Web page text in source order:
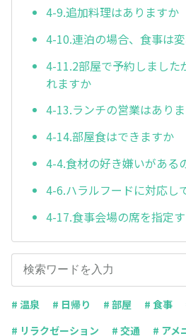
4-9.追加料理はありますか
4-10.連泊の場合、食事は
4-11.2部屋で予約しました
れますか
4-13.ランチの営業はあり
4-14.部屋食はできますか
4-4.食材の好き嫌いがある
4-6.ハラルフードに対応し
4-17.食事会場の席を指定
# 温泉 # 日帰り # 部屋 # 食事
# リラクゼーション
# 交通 # アメ